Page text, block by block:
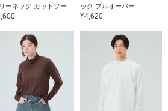
ーネック カットソー
ック プルオーバー
¥4,620